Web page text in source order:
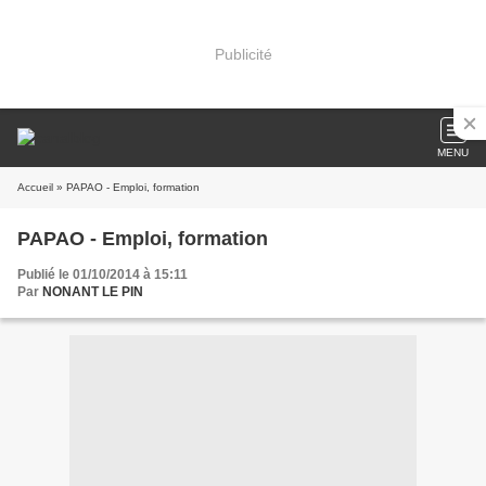
Publicité
MENU
Accueil » PAPAO - Emploi, formation
PAPAO - Emploi, formation
Publié le 01/10/2014 à 15:11
Par NONANT LE PIN